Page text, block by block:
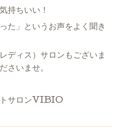
持ちいい！
た」というお声をよく聞き
ディス）サロンもございま
さいませ。
トサロンVIBIO